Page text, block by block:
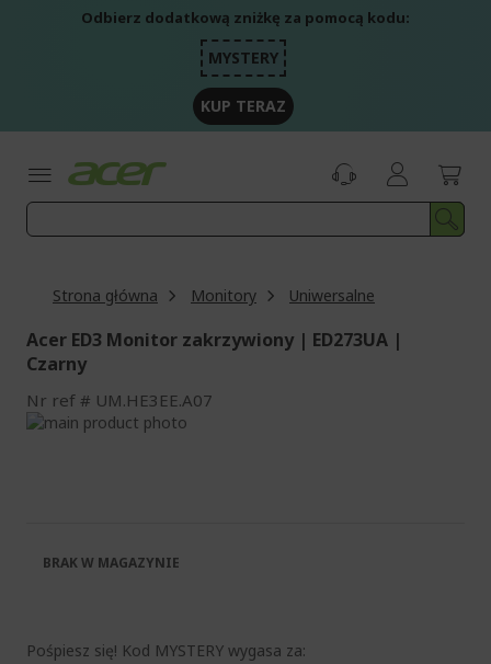
Odbierz dodatkową zniżkę za pomocą kodu:
MYSTERY
KUP TERAZ
Strona główna Monitory Uniwersalne
Acer ED3 Monitor zakrzywiony | ED273UA |
Czarny
Nr ref UM.HE3EE.A07
Przejdź
Pośpiesz się! Kod MYSTERY wygasa za:
BRAK W MAGAZYNIE